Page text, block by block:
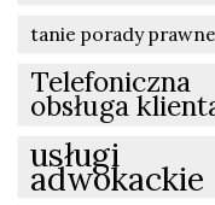
tanie porady prawne
Telefoniczna
obsługa
usługi
adwokackie